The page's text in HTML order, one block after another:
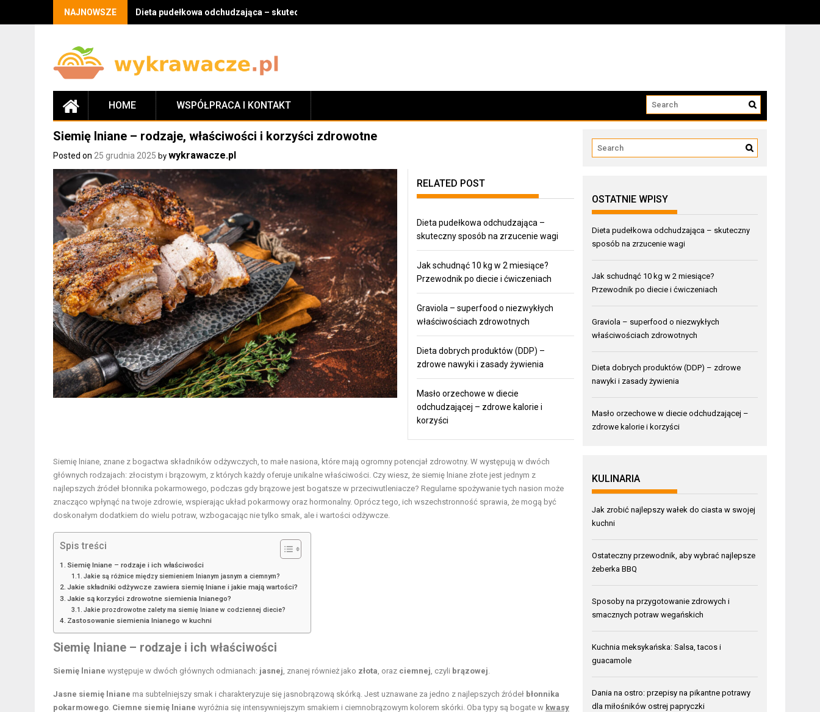
NAJNOWSZE Dieta pudełkowa odchudzająca – skuteczny sposób na zrzucenie wagi
HOME WSPÓŁPRACA I KONTAKT
Siemię lniane – rodzaje, właściwości i korzyści zdrowotne
Posted on 25 grudnia 2025 by wykrawacze.pl
RELATED POST
Dieta pudełkowa odchudzająca –
skuteczny sposób na zrzucenie wagi
Jak schudnąć 10 kg w 2 miesiące?
Przewodnik po diecie i ćwiczeniach
Graviola – superfood o niezwykłych
właściwościach zdrowotnych
Dieta dobrych produktów (DDP) –
zdrowe nawyki i zasady żywienia
Masło orzechowe w diecie
odchudzającej – zdrowe kalorie i
korzyści
Siemię lniane, znane z bogactwa składników odżywczych, to małe nasiona, które mają ogromny potencjał zdrowotny. W występują w dwóch
głównych rodzajach: złocistym i brązowym, z których każdy oferuje unikalne właściwości. Czy wiesz, że siemię lniane złote jest jednym z
najlepszych źródeł błonnika pokarmowego, podczas gdy brązowe jest bogatsze w przeciwutleniacze? Regularne spożywanie tych nasion może
znacząco wpłynąć na twoje zdrowie, wspierając układ pokarmowy oraz hormonalny. Oprócz tego, ich wszechstronność sprawia, że mogą być
doskonałym dodatkiem do wielu potraw, wzbogacając nie tylko smak, ale i wartości odżywcze.
Spis treści
Siemię lniane – rodzaje i ich właściwości
Jakie są różnice między siemieniem lnianym jasnym a ciemnym?
Jakie składniki odżywcze zawiera siemię lniane i jakie mają wartości?
Jakie są korzyści zdrowotne siemienia lnianego?
Jakie prozdrowotne zalety ma siemię lniane w codziennej diecie?
Zastosowanie siemienia lnianego w kuchni
Siemię lniane – rodzaje i ich właściwości
Siemię lniane występuje w dwóch głównych odmianach: jasnej , znanej również jako złota , oraz ciemnej , czyli brązowej
Jasne siemię lniane ma subtelniejszy smak i charakteryzuje się jasnobrązową skórką. Jest uznawane za jedno z najlepszych źródeł błonnika
pokarmowego Ciemne siemię lniane wyróżnia się intensywniejszym smakiem i ciemnobrązowym kolorem skórki. Oba typy są bogate w kwasy
OSTATNIE WPISY
Dieta pudełkowa odchudzająca – skuteczny
sposób na zrzucenie wagi
Jak schudnąć 10 kg w 2 miesiące?
Przewodnik po diecie i ćwiczeniach
Graviola – superfood o niezwykłych
właściwościach zdrowotnych
Dieta dobrych produktów (DDP) – zdrowe
nawyki i zasady żywienia
Masło orzechowe w diecie odchudzającej –
zdrowe kalorie i korzyści
KULINARIA
Jak zrobić najlepszy wałek do ciasta w swojej
kuchni
Ostateczny przewodnik, aby wybrać najlepsze
żeberka BBQ
Sposoby na przygotowanie zdrowych i
smacznych potraw wegańskich
Kuchnia meksykańska: Salsa, tacos i
guacamole
Dania na ostro: przepisy na pikantne potrawy
dla miłośników ostrej papryczki